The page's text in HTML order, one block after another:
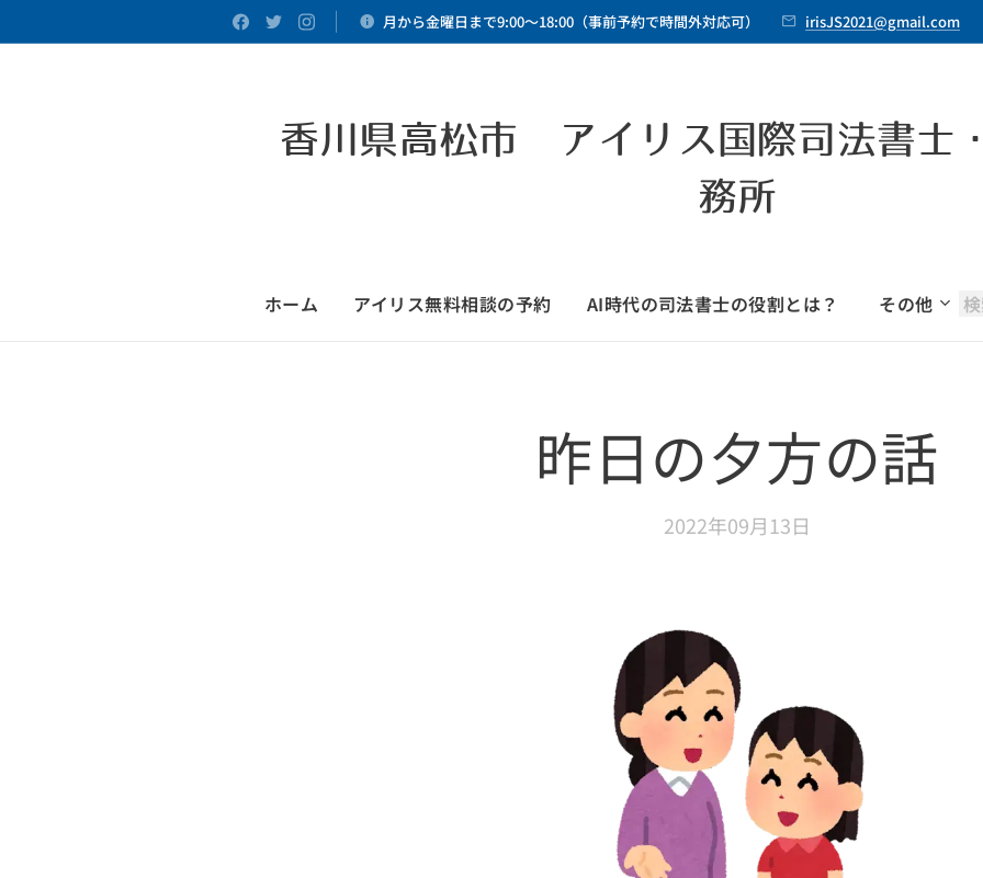
月から金曜日まで9:00～18:00（事前予約で時間外対応可） irisJS2021@gmail.com
香川県高松市 アイリス国際司法書士
務所
ホーム アイリス無料相談の予約 AI時代の司法書士の役割とは？ その他
昨日の夕方の話
2022年09月13日